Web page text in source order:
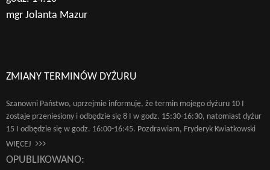
mgr Jolanta Mazur
ZMIANY TERMINÓW DYŻURU
Szanowni Państwo, uprzejmie informuję, że termin mojego dyżuru 10 I
zostaje przeniesiony i odbędzie się 8 I w godz. 15:30-16:30, natomiast dyżur
15 I odbędzie się w godz. 16:00-16:45. Pozdrawiam, Fryderyk Kwiatkowski
WIĘCEJ
OPUBLIKOWANO: